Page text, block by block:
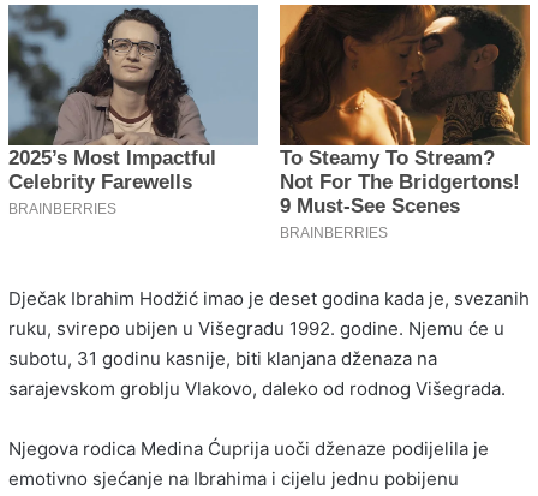
Dječak Ibrahim Hodžić imao je deset godina kada je, svezanih
ruku, svirepo ubijen u Višegradu 1992. godine. Njemu će u
subotu, 31 godinu kasnije, biti klanjana dženaza na
sarajevskom groblju Vlakovo, daleko od rodnog Višegrada.
Njegova rodica Medina Ćuprija uoči dženaze podijelila je
emotivno sjećanje na Ibrahima i cijelu jednu pobijenu